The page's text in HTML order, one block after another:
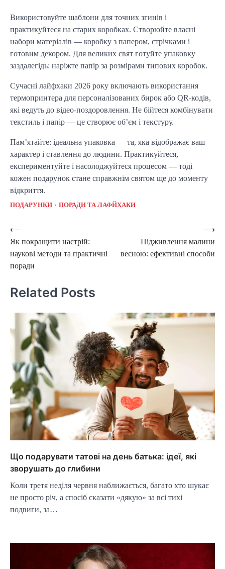
Використовуйте шаблони для точних згинів і
практикуйтеся на старих коробках. Створюйте власні
набори матеріалів — коробку з папером, стрічками і
готовим декором. Для великих свят готуйте упаковку
заздалегідь: наріжте папір за розмірами типових коробок.
Сучасні лайфхаки 2026 року включають використання
термопринтера для персоналізованих бирок або QR-кодів,
які ведуть до відео-поздоровлення. Не бійтеся комбінувати
текстиль і папір — це створює об’єм і текстуру.
Пам’ятайте: ідеальна упаковка — та, яка відображає ваш
характер і ставлення до людини. Практикуйтеся,
експериментуйте і насолоджуйтеся процесом — тоді
кожен подарунок стане справжнім святом ще до моменту
відкриття.
ПОДАРУНКИ ПОРАДИ ТА ЛАФЙХАКИ
Post
navigation
⟵
Як покращити настрій:
наукові методи та практичні
поради
Підживлення малини
весною: ефективні способи
⟶
Related Posts
Що подарувати татові на день батька: ідеї, які
зворушать до глибини
Коли третя неділя червня наближається, багато хто шукає
не просто річ, а спосіб сказати «дякую» за всі тихі
подвиги, за…